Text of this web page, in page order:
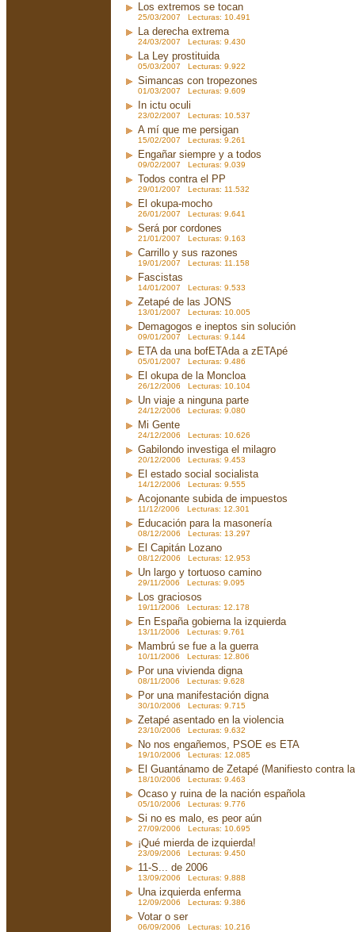
Los extremos se tocan
25/03/2007 Lecturas: 10.491
La derecha extrema
24/03/2007 Lecturas: 9.430
La Ley prostituida
05/03/2007 Lecturas: 9.922
Simancas con tropezones
01/03/2007 Lecturas: 9.609
In ictu oculi
23/02/2007 Lecturas: 10.537
A mí que me persigan
15/02/2007 Lecturas: 9.261
Engañar siempre y a todos
09/02/2007 Lecturas: 9.039
Todos contra el PP
29/01/2007 Lecturas: 11.532
El okupa-mocho
26/01/2007 Lecturas: 9.641
Será por cordones
21/01/2007 Lecturas: 9.163
Carrillo y sus razones
19/01/2007 Lecturas: 11.158
Fascistas
14/01/2007 Lecturas: 9.533
Zetapé de las JONS
13/01/2007 Lecturas: 10.005
Demagogos e ineptos sin solución
09/01/2007 Lecturas: 9.144
ETA da una bofETAda a zETApé
05/01/2007 Lecturas: 9.486
El okupa de la Moncloa
26/12/2006 Lecturas: 10.104
Un viaje a ninguna parte
24/12/2006 Lecturas: 9.080
Mi Gente
24/12/2006 Lecturas: 10.626
Gabilondo investiga el milagro
20/12/2006 Lecturas: 9.453
El estado social socialista
14/12/2006 Lecturas: 9.555
Acojonante subida de impuestos
11/12/2006 Lecturas: 12.301
Educación para la masonería
08/12/2006 Lecturas: 13.297
El Capitán Lozano
08/12/2006 Lecturas: 12.953
Un largo y tortuoso camino
29/11/2006 Lecturas: 9.095
Los graciosos
19/11/2006 Lecturas: 12.178
En España gobierna la izquierda
13/11/2006 Lecturas: 9.761
Mambrú se fue a la guerra
10/11/2006 Lecturas: 12.806
Por una vivienda digna
08/11/2006 Lecturas: 9.628
Por una manifestación digna
30/10/2006 Lecturas: 9.715
Zetapé asentado en la violencia
23/10/2006 Lecturas: 9.632
No nos engañemos, PSOE es ETA
19/10/2006 Lecturas: 12.085
El Guantánamo de Zetapé (Manifiesto contra
18/10/2006 Lecturas: 9.463
Ocaso y ruina de la nación española
05/10/2006 Lecturas: 9.776
Si no es malo, es peor aún
27/09/2006 Lecturas: 10.695
¡Qué mierda de izquierda!
23/09/2006 Lecturas: 9.450
11-S... de 2006
13/09/2006 Lecturas: 9.888
Una izquierda enferma
12/09/2006 Lecturas: 9.386
Votar o ser
06/09/2006 Lecturas: 10.216